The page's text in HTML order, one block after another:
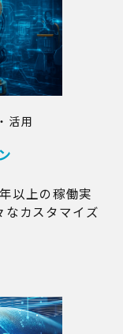
活用
以上の稼働実
なカスタマイズ